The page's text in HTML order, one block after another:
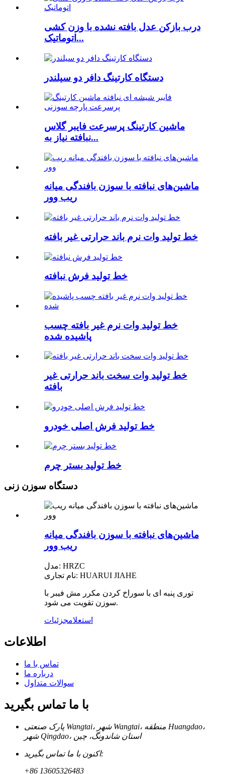
درب بازکن عدل بافته نشده با وزن کشی
اتوماتیک...
دستگاه کارتینگ دافر دو سیلندر
ماشین کارتینگ پرسرعت فایبر گلاس
نبافته نیاز به...
ماشین‌های نبافته با سوزن بافندگی میانه
ریب وور
خط تولید وات نرم باند حرارتی غیر بافته
خط تولید فرش نبافته
خط تولید وات نرم غیر بافته چسب
پاشیده شده
خط تولید وات سخت باند حرارتی غیر
بافته
خط تولید فرش اصلی خودرو
خط تولید بستر چرم
دستگاه سوزن زنی
ماشین‌های نبافته با سوزن بافندگی میانه
ریب وور
مدل: HRZC
نام تجاری: HUARUI JIAHE
توری پنبه ای با سوراخ کردن مکرر مش فیبر با
سوزن تقویت می شود.
استعلامجزئیات
اطلاعات
تماس با ما
درباره ما
سوالات متداول
با ما تماس بگیرید
پارک صنعتی Wangtai، شهر Wangtai، منطقه Huangdao،
شهر Qingdao، استان شاندونگ، چین
اکنون با ما تماس بگیرید:
+86 13605326483